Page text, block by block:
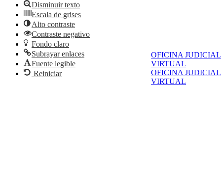
OFICINA JUDICIAL
VIRTUAL
OFICINA JUDICIAL
VIRTUAL
Disminuir texto
Escala de grises
Alto contraste
Contraste negativo
Fondo claro
Subrayar enlaces
Fuente legible
Reiniciar